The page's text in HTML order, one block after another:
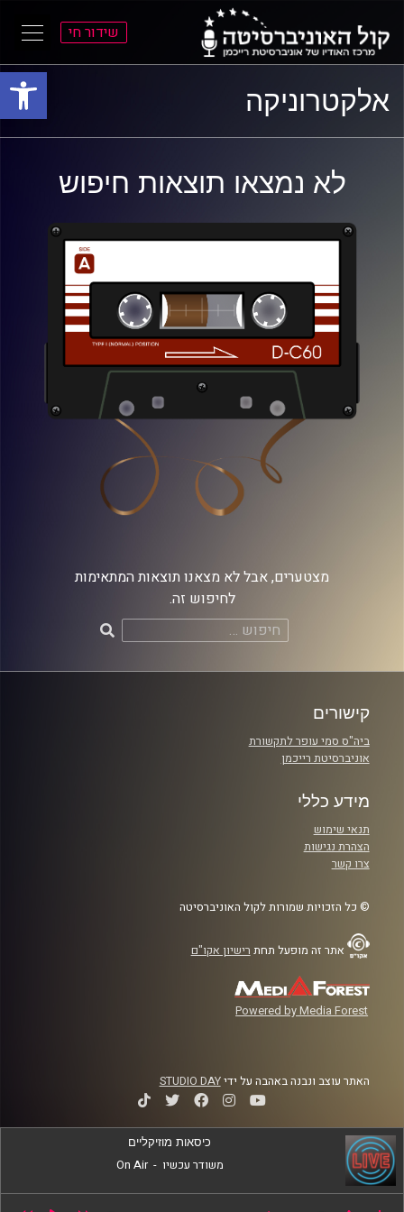
פתח
התפריט
הראשי
התוכן
הראשי
שידור חי
אלקטרוניקה
לא נמצאו תוצאות חיפוש
מצטערים, אבל לא מצאנו תוצאות המתאימות
לחיפוש זה.
חיפוש:
קישורים
ביה"ס סמי עופר לתקשורת
אוניברסיטת רייכמן
מידע כללי
תנאי שימוש
הצהרת נגישות
צרו קשר
© כל הזכויות שמורות לקול האוניברסיטה
אתר זה מופעל תחת רישיון אקו"ם
Powered by Media Forest
האתר עוצב ונבנה באהבה על ידיSTUDIO DAY
כיסאות מוזיקליים
משודר עכשיו -
On Air